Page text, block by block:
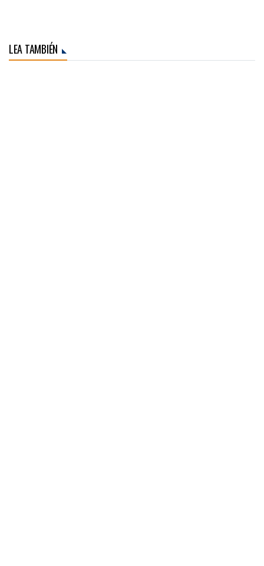
LEA TAMBIÉN